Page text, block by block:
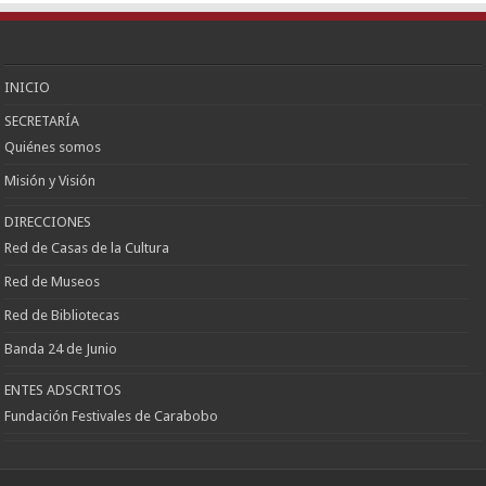
Escort
Keçiören
Escort
INICIO
SECRETARÍA
Quiénes somos
Misión y Visión
DIRECCIONES
Red de Casas de la Cultura
Red de Museos
Red de Bibliotecas
Banda 24 de Junio
ENTES ADSCRITOS
Fundación Festivales de Carabobo